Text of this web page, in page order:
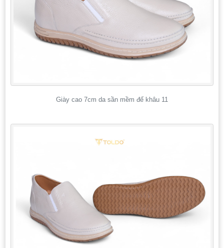
Giày cao 7cm da sần mềm đế khâu 11